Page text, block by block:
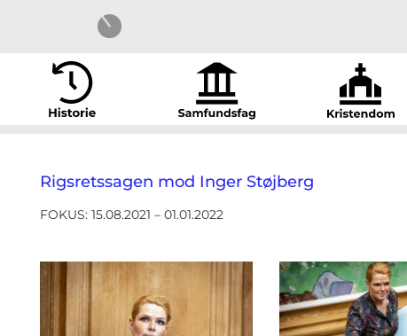
Rigsretssagen mod Inger Støjberg
FOKUS: 15.08.2021 – 01.01.2022